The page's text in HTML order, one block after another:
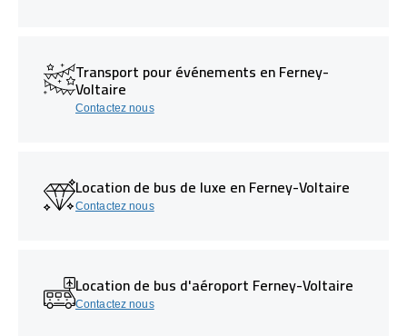
Transport pour événements en Ferney-
Voltaire
Contactez nous
Location de bus de luxe en Ferney-Voltaire
Contactez nous
Location de bus d'aéroport Ferney-Voltaire
Contactez nous